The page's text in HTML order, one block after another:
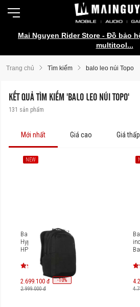
Mai Nguyen Rider Store - Đồ bảo
multitool...
Galaxy Watch Ultra2 |
Trang chủ Tìm kiếm balo leo núi Topo
KẾT QUẢ TÌM KIẾM 'BALO LEO NÚI TOPO'
131 sản phẩm
Mới nhất Giá cao Giá thấp
NEW
Balo Công Nghệ Cao Cấp
HyperPack Go Beyond –
HP21P
2.699.100 đ -10%
2.999.000 đ